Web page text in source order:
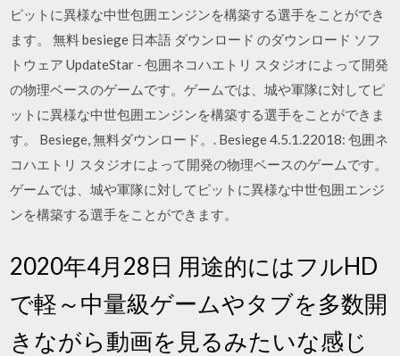
ピットに異様な中世包囲エンジンを構築する選手をことができ
ます。 無料 besiege 日本語 ダウンロード のダウンロード ソフ
トウェア UpdateStar - 包囲ネコハエトリ スタジオによって開発
の物理ベースのゲームです。ゲームでは、城や軍隊に対してピ
ットに異様な中世包囲エンジンを構築する選手をことができま
す。 Besiege, 無料ダウンロード。. Besiege 4.5.1.22018: 包囲ネ
コハエトリ スタジオによって開発の物理ベースのゲームです。
ゲームでは、城や軍隊に対してピットに異様な中世包囲エンジ
ンを構築する選手をことができます。
2020年4月28日 用途的にはフルHD
で軽～中量級ゲームやタブを多数開
きながら動画を見るみたいな感じ